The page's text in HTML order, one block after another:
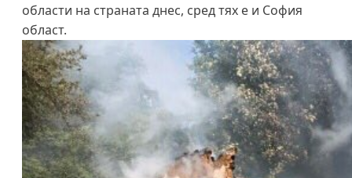
области на страната днес, сред тях е и София
област.